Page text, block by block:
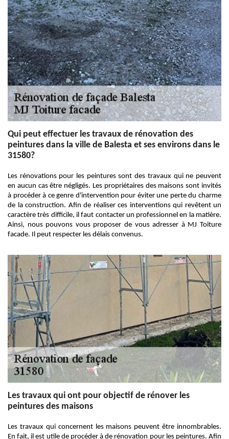
Qui peut effectuer les travaux de rénovation des
peintures dans la ville de Balesta et ses environs dans le
31580?
Les rénovations pour les peintures sont des travaux qui ne peuvent
en aucun cas être négligés. Les propriétaires des maisons sont invités
à procéder à ce genre d'intervention pour éviter une perte du charme
de la construction. Afin de réaliser ces interventions qui revêtent un
caractère très difficile, il faut contacter un professionnel en la matière.
Ainsi, nous pouvons vous proposer de vous adresser à MJ Toiture
facade. Il peut respecter les délais convenus.
Les travaux qui ont pour objectif de rénover les
peintures des maisons
Les travaux qui concernent les maisons peuvent être innombrables.
En fait, il est utile de procéder à de rénovation pour les peintures. Afin